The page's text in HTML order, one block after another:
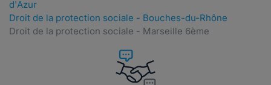
d'Azur
Droit de la protection sociale - Bouches-du-Rhône
Droit de la protection sociale - Marseille 6ème